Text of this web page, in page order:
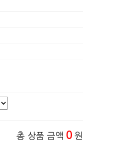
총 상품 금액 0 원